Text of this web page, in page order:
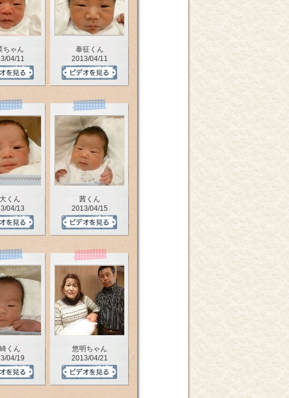
ちゃん
04/11
泰征くん
2013/04/11
くん
04/13
茜くん
2013/04/15
くん
04/19
悠明ちゃん
2013/04/21